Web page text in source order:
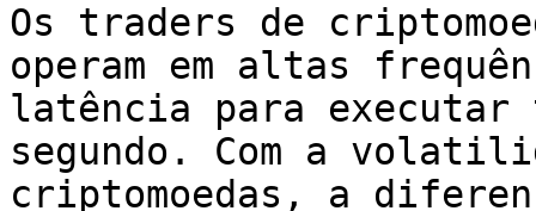
Os traders de
operam em altas
latência para executar
segundo. Com a
criptomoedas, a